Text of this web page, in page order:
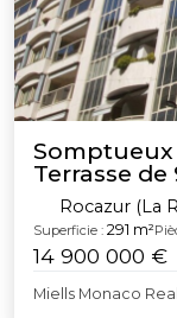
Terrasse de
Rocazur (La
Superficie : 291 m²
14 900 000 €
Miells Monaco